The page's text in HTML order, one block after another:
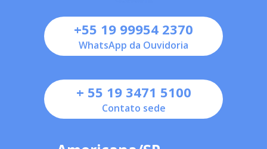
+55 19 99954 2370
WhatsApp da Ouvidoria
+ 55 19 3471 5100
Contato sede